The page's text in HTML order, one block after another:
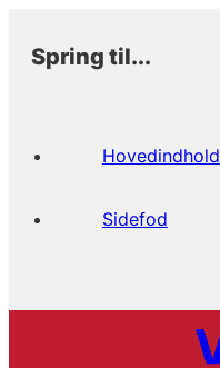
Spring til...
Hovedindhold
Sidefod